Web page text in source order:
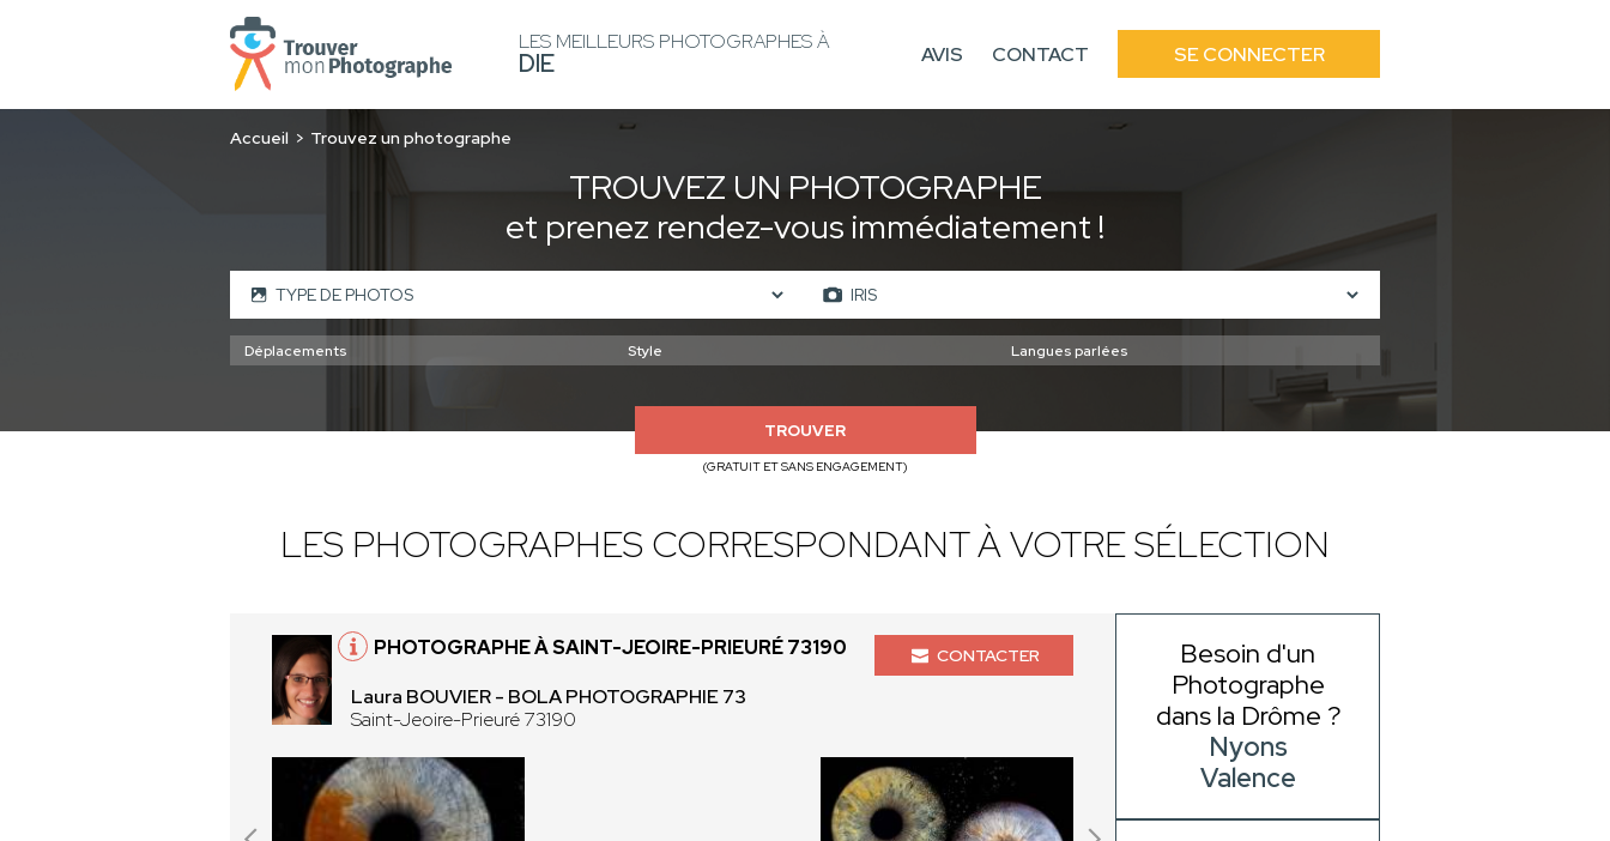
LES MEILLEURS PHOTOGRAPHES À
DIE AVIS CONTACT SE CONNECTER
Accueil Trouvez un photographe
TROUVEZ UN PHOTOGRAPHE
et prenez rendez-vous immédiatement !
TROUVER
(GRATUIT ET SANS ENGAGEMENT)
LES PHOTOGRAPHES CORRESPONDANT À VOTRE SÉLECTION
PHOTOGRAPHE À SAINT-JEOIRE-PRIEURÉ 73190
Laura BOUVIER - BOLA PHOTOGRAPHIE 73
Saint-Jeoire-Prieuré 73190
CONTACTER
Besoin d'un
Photographe
dans la Drôme ?
Nyons
Valence